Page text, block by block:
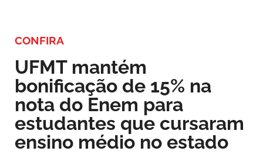
CONFIRA
UFMT mantém
bonificação de 15% na
nota do Enem para
estudantes que cursaram
ensino médio no estado